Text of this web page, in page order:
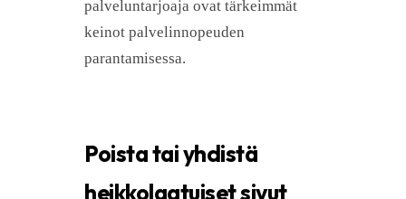
palveluntarjoaja ovat tärkeimmät
keinot palvelinnopeuden
parantamisessa.
Poista tai yhdistä
heikkolaatuiset sivut